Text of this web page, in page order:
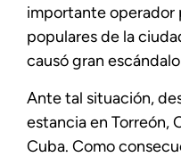
importante operador
populares de la
causó gran
Ante tal situación,
estancia en Torreón,
Cuba. Como